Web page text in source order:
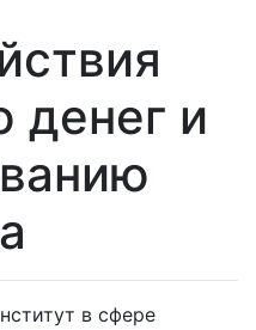
денег и
в сфере